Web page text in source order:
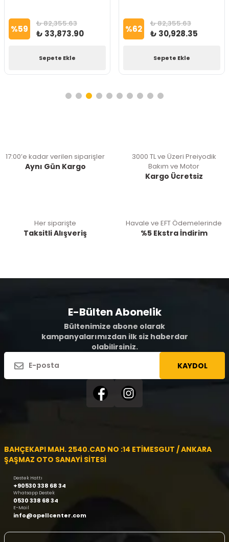
%59 ₺ 82,355.63
₺ 33,873.90
Sepete Ekle
%62 ₺ 82,355.63
₺ 30,928.35
Sepete Ekle
17:00’e kadar verilen siparişler
Aynı Gün Kargo
3000 TL ve Üzeri Preiyodik
Bakım ve Motor
Kargo Ücretsiz
Her siparişte
Taksitli Alışveriş
Havale ve EFT Ödemelerinde
%5 Ekstra İndirim
E-Bülten Abonelik
Bültenimize abone olarak
kampanyalarımızdan ilk siz haberdar
olabilirsiniz.
KAYDOL
BAHÇEKAPI MAH. 2540.CAD NO :14 ETİMESGUT / ANKARA
ŞAŞMAZ OTO SANAYİ SİTESİ
Destek Hattı
+90530 338 68 34
Whatsapp Destek
0530 338 68 34
E-Mail
info@opellcenter.com